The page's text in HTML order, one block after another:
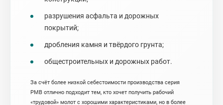
разрушения асфальта и дорожных
покрытий;
дробления камня и твёрдого грунта;
общестроительных и дорожных работ.
За счёт более низкой себестоимости производства серия
PMB отлично подходит тем, кто хочет получить рабочий
«трудовой» молот с хорошими характеристиками, но в более